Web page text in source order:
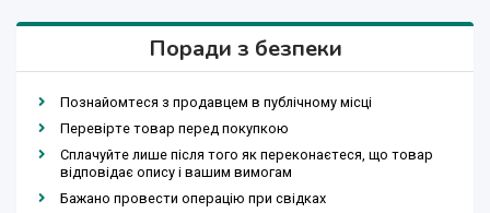
Поради з безпеки
Познайомтеся з продавцем в публічному місці
Перевірте товар перед покупкою
Сплачуйте лише після того як переконаєтеся, що товар
відповідає опису і вашим вимогам
Бажано провести операцію при свідках